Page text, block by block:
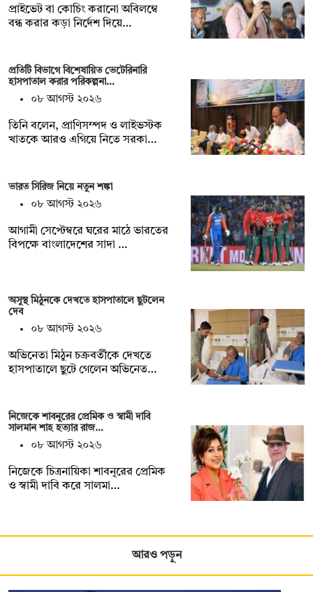
প্রাইভেট বা কোচিং করানো অবিলম্বে
বন্ধ করার কড়া নির্দেশ দিয়ে…
প্রতিটি বিভাগে বিশেষায়িত ভেটেরিনারি
হাসপাতাল করার পরিকল্পনা…
০৮ আগস্ট ২০২৬
তিনি বলেন, প্রাণিসম্পদ ও লাইভস্টক
খাতকে আরও এগিয়ে নিতে সরকা…
ভারত সিরিজ নিয়ে নতুন শঙ্কা
০৮ আগস্ট ২০২৬
আগামী সেপ্টেম্বরে ঘরের মাঠে ভারতের
বিপক্ষে বাংলাদেশের সাদা …
অসুস্থ মিঠুনকে দেখতে হাসপাতালে ছুটলেন
দেব
০৮ আগস্ট ২০২৬
অভিনেতা মিঠুন চক্রবর্তীকে দেখতে
হাসপাতালে ছুটে গেলেন অভিনেত…
নিজেকে শাবনূরের প্রেমিক ও স্বামী দাবি
সালমান শাহ হত্যার রাজ…
০৮ আগস্ট ২০২৬
নিজেকে চিত্রনায়িকা শাবনূরের প্রেমিক
ও স্বামী দাবি করে সালমা…
আরও পড়ুন